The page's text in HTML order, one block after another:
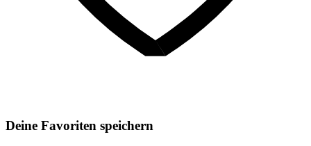
Deine Favoriten speichern